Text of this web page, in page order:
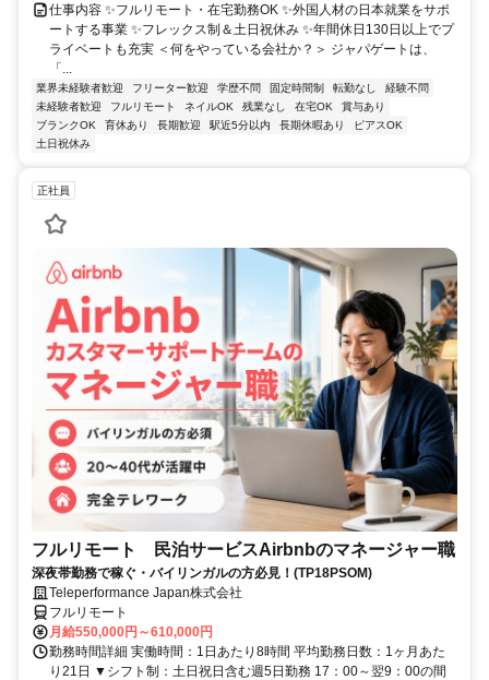
仕事内容 ✨フルリモート・在宅勤務OK ✨外国人材の日本就業をサポ
ートする事業 ✨フレックス制＆土日祝休み ✨年間休日130日以上でプ
ライベートも充実 ＜何をやっている会社か？＞ ジャパゲートは、
「...
業界未経験者歓迎 フリーター歓迎 学歴不問 固定時間制 転勤なし
経験不問
未経験者歓迎
フルリモート ネイルOK 残業なし 在宅OK
賞与あり
ブランクOK
育休あり 長期歓迎 駅近5分以内 長期休暇あり
ピアスOK
土日祝休み
正社員
フルリモート 民泊サービスAirbnbのマネージャー職
深夜帯勤務で稼ぐ・バイリンガルの方必見！(TP18PSOM)
Teleperformance Japan株式会社
フルリモート
月給550,000円～610,000円
勤務時間詳細 実働時間：1日あたり8時間 平均勤務日数：1ヶ月あた
り21日 ▼シフト制：土日祝日含む週5日勤務 17：00～翌9：00の間